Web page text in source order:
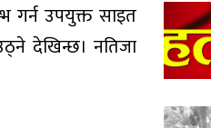
गर्न उपयुक्त साइत
देखिन्छ। नतिजा